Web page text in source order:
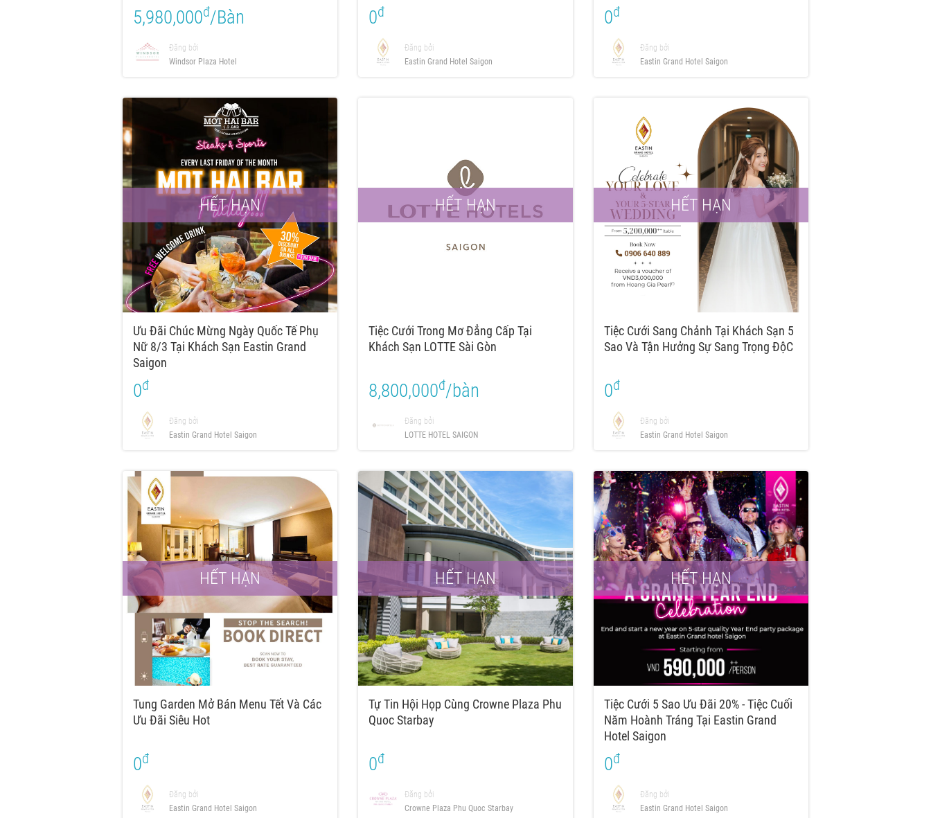
5,980,000đ/Bàn
Đăng bởi
Windsor Plaza Hotel
0đ
Đăng bởi
Eastin Grand Hotel Saigon
0đ
Đăng bởi
Eastin Grand Hotel Saigon
HẾT HẠN
Ưu Đãi Chúc Mừng Ngày Quốc Tế Phụ
Nữ 8/3 Tại Khách Sạn Eastin Grand
Saigon
0đ
Đăng bởi
Eastin Grand Hotel Saigon
HẾT HẠN
Tiệc Cưới Trong Mơ Đẳng Cấp Tại
Khách Sạn LOTTE Sài Gòn
8,800,000đ/bàn
Đăng bởi
LOTTE HOTEL SAIGON
HẾT HẠN
Tiệc Cưới Sang Chảnh Tại Khách Sạn 5
Sao Và Tận Hưởng Sự Sang Trọng ĐộC
0đ
Đăng bởi
Eastin Grand Hotel Saigon
HẾT HẠN
Tung Garden Mở Bán Menu Tết Và Các
Ưu Đãi Siêu Hot
0đ
Đăng bởi
Eastin Grand Hotel Saigon
HẾT HẠN
Tự Tin Hội Họp Cùng Crowne Plaza Phu
Quoc Starbay
0đ
Đăng bởi
Crowne Plaza Phu Quoc Starbay
HẾT HẠN
Tiệc Cưới 5 Sao Ưu Đãi 20% - Tiệc Cuối
Năm Hoành Tráng Tại Eastin Grand
Hotel Saigon
0đ
Đăng bởi
Eastin Grand Hotel Saigon